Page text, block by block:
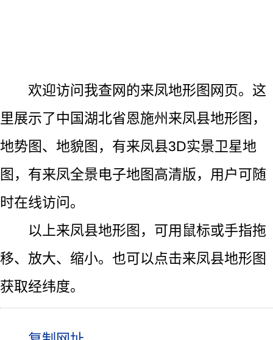
欢迎访问我查网的来凤地形图网页。这
里展示了中国湖北省恩施州来凤县地形图，
地势图、地貌图，有来凤县3D实景卫星地
图，有来凤全景电子地图高清版，用户可随
时在线访问。
以上来凤县地形图，可用鼠标或手指拖
移、放大、缩小。也可以点击来凤县地形图
获取经纬度。